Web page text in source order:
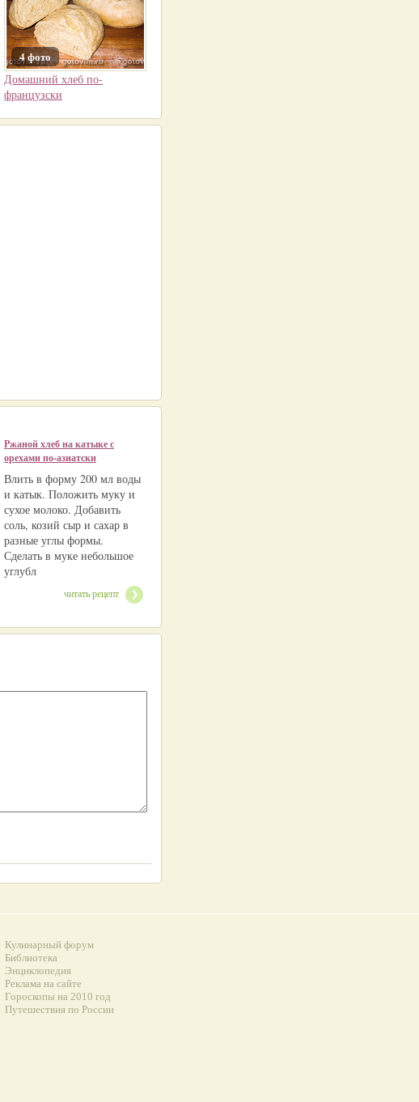
4 фото
Домашний хлеб по-
французски
Ржаной хлеб на катыке с
орехами по-азиатски
Влить в форму 200 мл воды
и катык. Положить муку и
сухое молоко. Добавить
соль, козий сыр и сахар в
разные углы формы.
Сделать в муке небольшое
углубл
читать рецепт
Кулинарный форум
Библиотека
Энциклопедия
Реклама на сайте
Гороскопы на 2010 год
Путешествия по России